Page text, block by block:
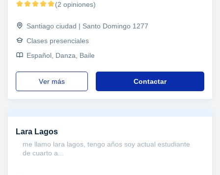
(2 opiniones)
Santiago ciudad | Santo Domingo 1277
Clases presenciales
Español, Danza, Baile
ver más Contactar
Lara Lagos
me llamo lara lagos, tengo años soy actual estudiante
de cuarto a...